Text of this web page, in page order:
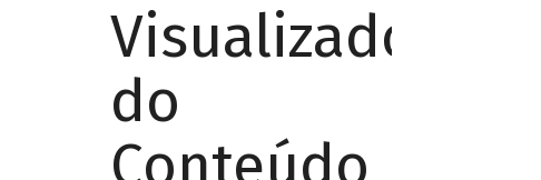
Visualizador
do
Conteúdo